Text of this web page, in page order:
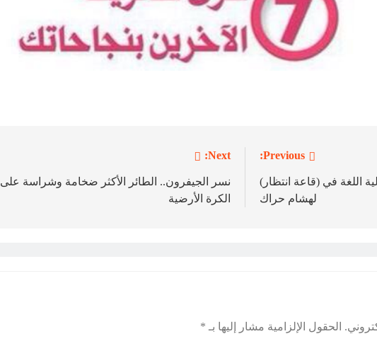
Previous:
اللغة في (قاعة انتظار)
لهشام حراك
Next:
نسر الجيفرون.. الطائر الأكثر ضخامة وشراسة على
الكرة الأرضية
الحقول الإلزامية مشار إليها بـ *